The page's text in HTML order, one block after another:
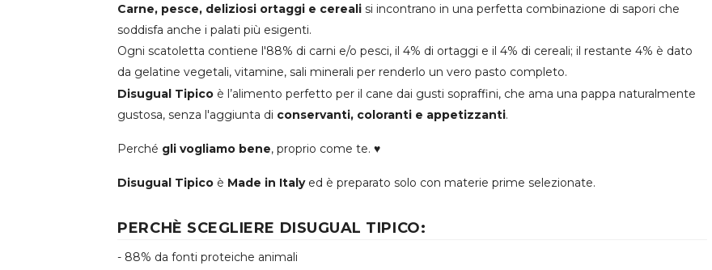
Carne, pesce, deliziosi ortaggi e cereali si incontrano in una perfetta combinazione di sapori che
soddisfa anche i palati più esigenti.
Ogni scatoletta contiene l'88% di carni e/o pesci, il 4% di ortaggi e il 4% di cereali; il restante 4% è dato
da gelatine vegetali, vitamine, sali minerali per renderlo un vero pasto completo.
Disugual Tipico è l’alimento perfetto per il cane dai gusti sopraffini, che ama una pappa naturalmente
gustosa, senza l'aggiunta di conservanti, coloranti e appetizzanti.
Perché gli vogliamo bene, proprio come te. ♥
Disugual Tipico è Made in Italyed è preparato solo con materie prime selezionate.
PERCHÈ SCEGLIERE DISUGUAL TIPICO:
- 88% da fonti proteiche animali